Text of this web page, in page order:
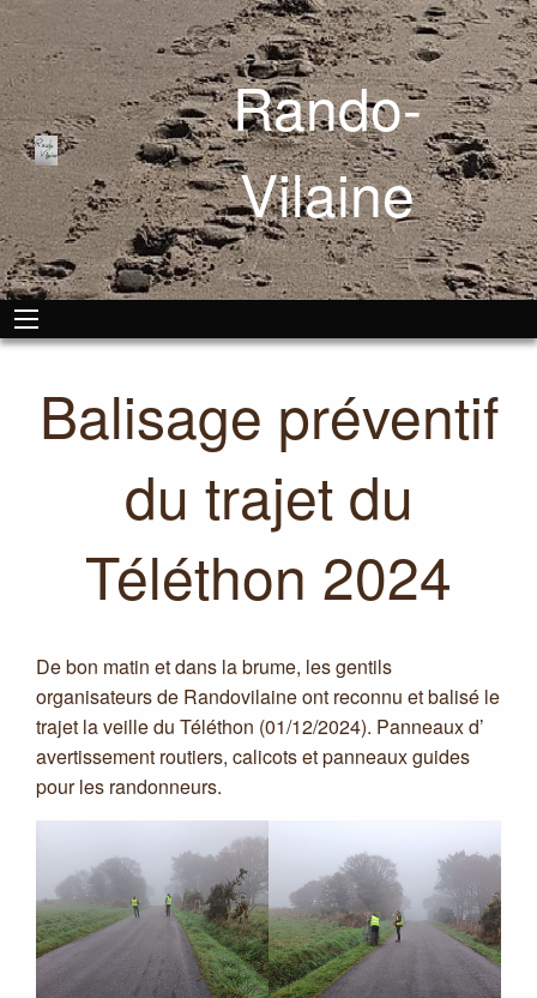
Rando-
Vilaine
Balisage préventif
du trajet du
Téléthon 2024
De bon matin et dans la brume, les gentils
organisateurs de Randovilaine ont reconnu et balisé le
trajet la veille du Téléthon (01/12/2024). Panneaux d’
avertissement routiers, calicots et panneaux guides
pour les randonneurs.